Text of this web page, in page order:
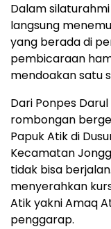
Dalam
langsung
yang berada di
pembicaraan
mendoakan satu
Dari Ponpes
rombongan
Papuk Atik di
Kecamatan
tidak bisa
menyerahkan
Atik yakni Amaq
penggarap.